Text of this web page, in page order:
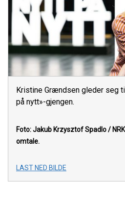
Kristine Grændsen gleder seg
på nytt»-gjengen.
Foto: Jakub Krzysztof Spadlo / NRK
omtale.
LAST NED BILDE